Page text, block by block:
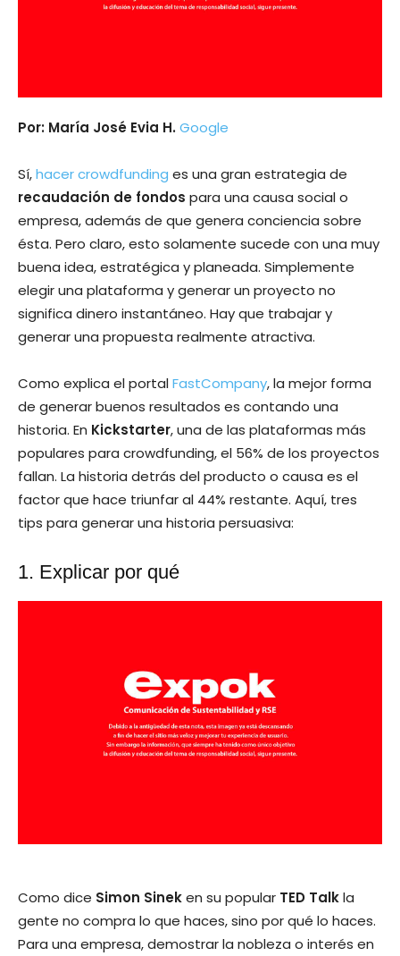
Por: María José Evia H.Google
Sí,hacer crowdfunding es una gran estrategia de
recaudación de fondos para una causa social o
empresa, además de que genera conciencia sobre
ésta. Pero claro, esto solamente sucede con una muy
buena idea, estratégica y planeada. Simplemente
elegir una plataforma y generar un proyecto no
significa dinero instantáneo. Hay que trabajar y
generar una propuesta realmente atractiva.
Como explica el portalFastCompany, la mejor forma
de generar buenos resultados es contando una
historia. En Kickstarter, una de las plataformas más
populares para crowdfunding, el 56% de los proyectos
fallan. La historia detrás del producto o causa es el
factor que hace triunfar al 44% restante. Aquí, tres
tips para generar una historia persuasiva:
1. Explicar por qué
Como dice Simon Sineken su popular TED Talkla
gente no compra lo que haces, sino por qué lo haces.
Para una empresa, demostrar la nobleza o interés en